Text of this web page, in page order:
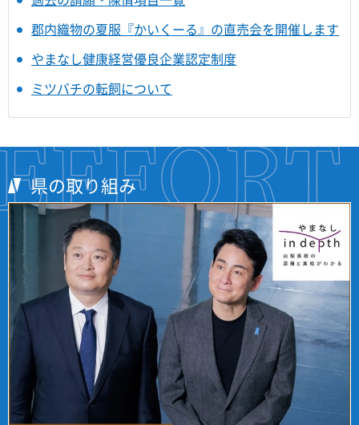
郡内織物の夏服『かいくーる』の直売会を開催します
やまなし健康経営優良企業認定制度
ミツバチの転飼について
県の取り組み